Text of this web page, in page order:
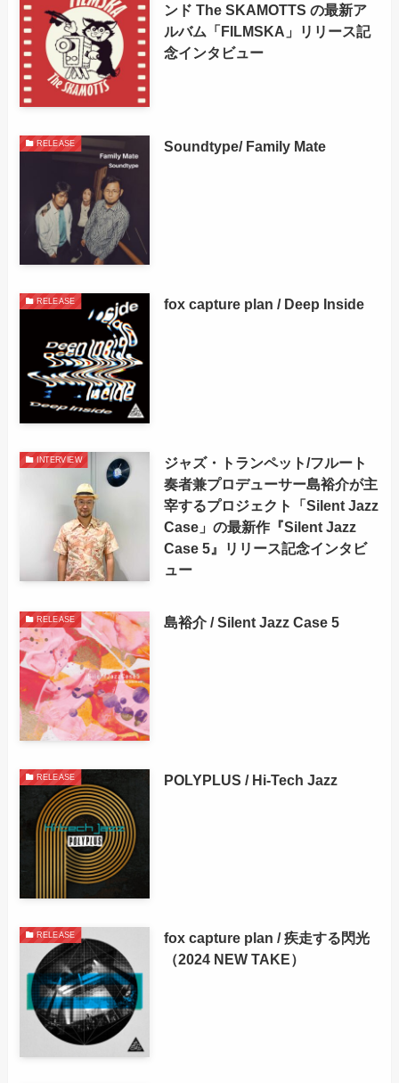
ンド The SKAMOTTS の最新ア
ルバム「FILMSKA」リリース記
念インタビュー
RELEASE Soundtype/ Family Mate
RELEASE fox capture plan / Deep Inside
INTERVIEW
ジャズ・トランペット/フルート
奏者兼プロデューサー島裕介が主
宰するプロジェクト「Silent Jazz
Case」の最新作『Silent Jazz
Case 5』リリース記念インタビ
ュー
RELEASE 島裕介 / Silent Jazz Case 5
RELEASE POLYPLUS / Hi-Tech Jazz
RELEASE
fox capture plan / 疾走する閃光
（2024 NEW TAKE）